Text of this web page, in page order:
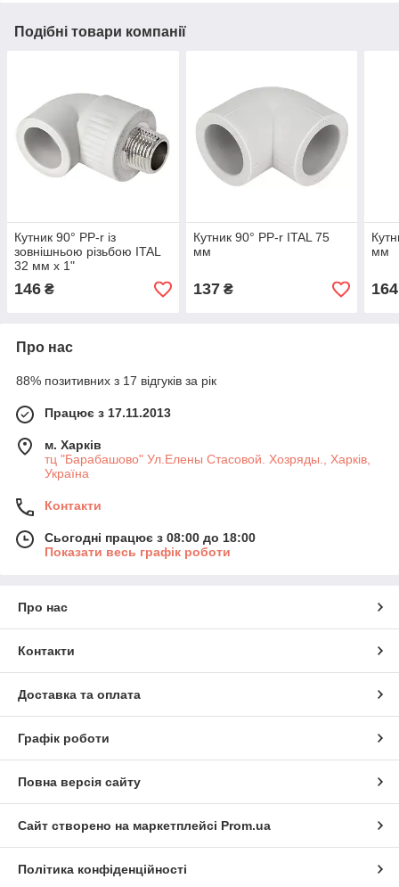
Подібні товари компанії
Кутник 90° PP-r із
зовнішньою різьбою ITAL
32 мм х 1"
146 ₴
Кутник 90° PP-r ITAL 75
мм
137₴
мм
164
Про нас
88% позитивних з 17 відгуків за рік
Працює з 17.11.2013
м. Харків
тц "Барабашово" Ул.Елены Стасовой. Хозряды., Харків,
Україна
Контакти
Сьогодні працює з 08:00 до 18:00
Показати весь графік роботи
Про нас
Контакти
Доставка та оплата
Графік роботи
Повна версія сайту
Сайт створено на маркетплейсі Prom.ua
Політика конфіденційності